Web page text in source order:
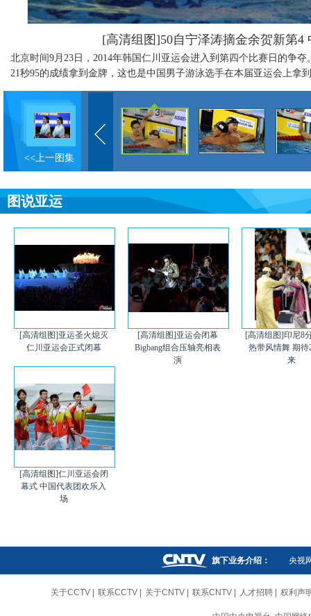
[高清组图]50自宁泽涛摘金余贺新第4
北京时间9月23日，2014年韩国仁川亚运会进入到第四个比赛日的争
21秒95的成绩拿到金牌，这也是中国男子游泳选手在本届亚运会上拿
<<上一图集
图说亚运
[高清组图]亚运圣火熄灭
仁川亚运会正式闭幕
[高清组图]亚运会闭幕
Bigbang组合压轴亮相表
演
[高清组图]印尼8
热带风情舞 期待
来
[高清组图]仁川亚运会闭
幕式 中国代表团欢乐入
场
旗下业务介绍： 央视
关于CCTV 联系CCTV 关于CNTV 联系CNTV 人才招聘 权利声